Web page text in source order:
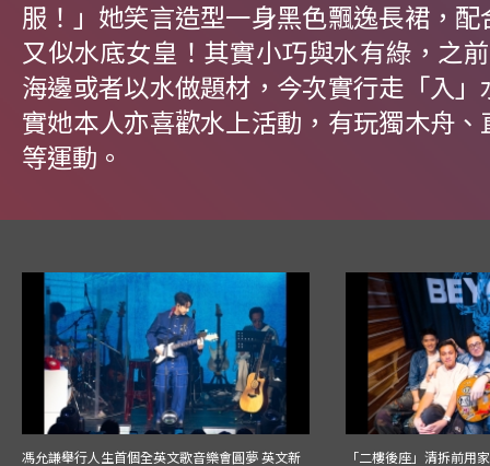
服！」她笑言造型一身黑色飄逸長裙，配
又似水底女皇！其實小巧與水有綠，之
海邊或者以水做題材，今次實行走「入」
實她本人亦喜歡水上活動，有玩獨木舟、
等運動。
馮允謙舉行人生首個全英文歌音樂會圓夢 英文新
「二樓後座」清拆前用